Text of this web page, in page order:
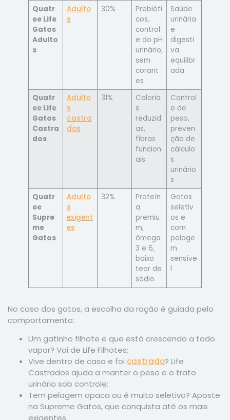
Quatr
ee Life
Gatos
Adulto
s
Adulto
s
30%
Prebióti
cos,
control
e do pH
urinário,
sem
corant
es
Saúde
urinária
e
digesti
va
equilibr
ada
Quatr
ee Life
Gatos
Castra
dos
Adulto
s
castra
dos
31%
Caloria
s
reduzid
as,
fibras
funcion
ais
Control
e de
peso,
preven
ção de
cálculo
s
urinário
s
Quatr
ee
Supre
me
Gatos
Adulto
s
exigent
es
32%
Proteín
a
premiu
m,
ômega
3 e 6,
baixo
teor de
sódio
Gatos
seletiv
os e
com
pelage
m
sensíve
l
No caso dos gatos, a escolha da ração é guiada pelo
comportamento:
Um gatinho filhote e que está crescendo a todo
vapor? Vai de Life Filhotes;
Vive dentro de casa e foi castrado? Life
Castrados ajuda a manter o peso e o trato
urinário sob controle;
Tem pelagem opaca ou é muito seletivo? Aposte
na Supreme Gatos, que conquista até os mais